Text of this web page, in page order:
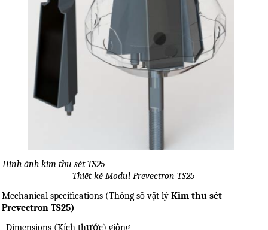
Hình ảnh kim thu sét TS25
Thiết kế Modul Prevectron TS25
Mechanical specifications (Thông số vật lý Kim thu sét
Prevectron TS25)
Dimensions (Kích thước) giống